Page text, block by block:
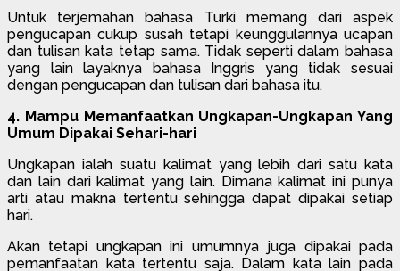
Untuk terjemahan bahasa Turki memang dari aspek
pengucapan cukup susah tetapi keunggulannya ucapan
dan tulisan kata tetap sama. Tidak seperti dalam bahasa
yang lain layaknya bahasa Inggris yang tidak sesuai
dengan pengucapan dan tulisan dari bahasa itu.
4. Mampu Memanfaatkan Ungkapan-Ungkapan Yang
Umum Dipakai Sehari-hari
Ungkapan ialah suatu kalimat yang lebih dari satu kata
dan lain dari kalimat yang lain. Dimana kalimat ini punya
arti atau makna tertentu sehingga dapat dipakai setiap
hari.
Akan tetapi ungkapan ini umumnya juga dipakai pada
pemanfaatan kata tertentu saja. Dalam kata lain pada